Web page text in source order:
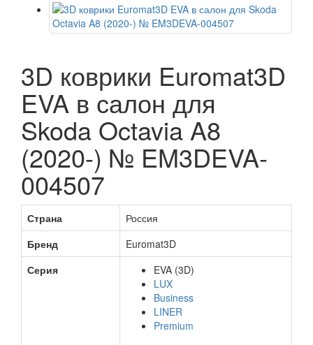
3D коврики Euromat3D
EVA в салон для
Skoda Octavia A8
(2020-) № EM3DEVA-
004507
Страна
Россия
Бренд
Euromat3D
Серия
EVA (3D)
LUX
Business
LINER
Premium